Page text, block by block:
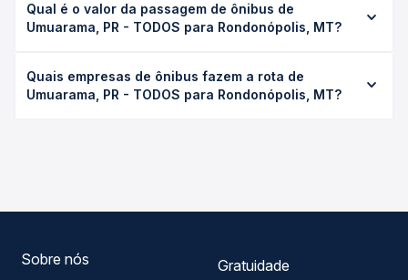
Rondonópolis, MT leva em média 16h 24min, podendo
variar conforme a viação, o tipo de serviço (convencional,
duração exata de cada opção na data desejada.
Qual é o valor da passagem de ônibus de
Umuarama, PR - TODOS para Rondonópolis, MT?
TODOS para Rondonópolis, MT custa em média R$
378,82 e varia conforme a data da viagem, a empresa, o
Quais empresas de ônibus fazem a rota de
Umuarama, PR - TODOS para Rondonópolis, MT?
Sobre nós
Gratuidade